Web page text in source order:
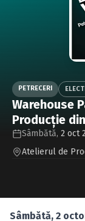
Caută în
PETRECERI
Warehouse
Producţie
Sâmbătă, 2 oct
Atelierul de
Sâmbătă, 2